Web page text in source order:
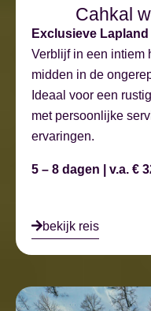
Cahkal
Exclusieve
Verblijf in een intiem
midden in de
Ideaal voor een
met persoonlijke
ervaringen.
5 – 8 dagen | v.a. €
bekijk reis